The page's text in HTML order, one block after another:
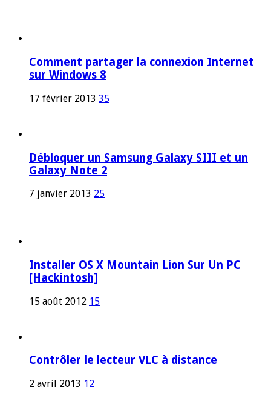
Comment partager la connexion Internet
sur Windows 8
17 février 2013 35
Débloquer un Samsung Galaxy SIII et un
Galaxy Note 2
7 janvier 2013 25
Installer OS X Mountain Lion Sur Un PC
[Hackintosh]
15 août 2012 15
Contrôler le lecteur VLC à distance
2 avril 2013 12